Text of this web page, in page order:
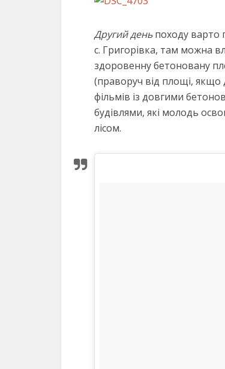
Другий деньпоходу варто
с. Григорівка, там можна
здоровенну бетоновану
(праворуч від площі,
фільмів із довгими
будівлями, які молодь
лісом.